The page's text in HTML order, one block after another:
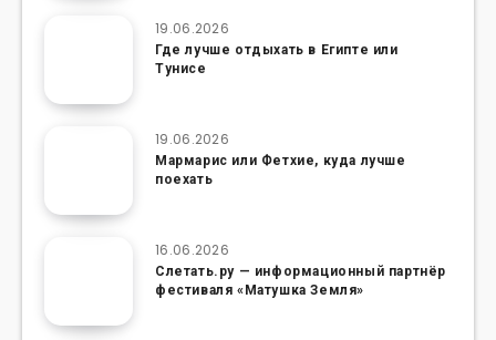
19.06.2026
Где лучше отдыхать в Египте или
Тунисе
19.06.2026
Мармарис или Фетхие, куда лучше
поехать
16.06.2026
Слетать.ру — информационный партнёр
фестиваля «Матушка Земля»